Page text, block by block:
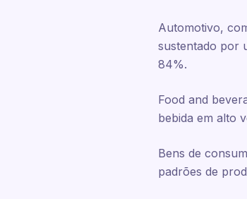
Automotivo,
sustentado por
84%.
Food and
bebida em alto
Bens de
padrões de